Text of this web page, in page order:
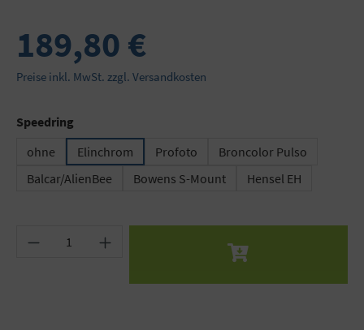
189,80 €
Preise inkl. MwSt. zzgl. Versandkosten
Speedring
ohne
Elinchrom Profoto
Broncolor Pulso
Balcar/AlienBee
Bowens S-Mount Hensel EH
Produkt Anzahl: Gib den gewünschten Wert